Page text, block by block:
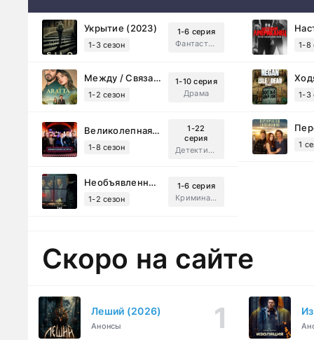
Укрытие (2023)
1-3 сезон
1-6 серия
Фантастика, Триллер, Драма
1-8
Между / Связанные судьбой (2025)
1-2 сезон
1-10 серия
Драма
1-3
Великолепная Пятерка (2019)
1-8 сезон
1-22
серия
Детектив, Русский
1
Необъявленная война (2022)
1-2 сезон
1-6 серия
Криминал, Триллер, Драма
Скоро на сайте
Леший (2026)
Анонсы